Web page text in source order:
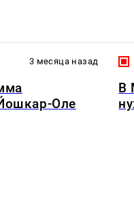
3 месяца назад
Оле
В